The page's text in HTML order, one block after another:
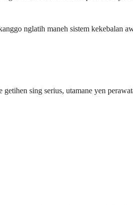
nglatih maneh sistem kekebalan
sing serius, utamane yen